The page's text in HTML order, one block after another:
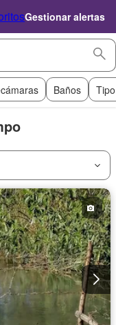
Gestionar alertas
Baños